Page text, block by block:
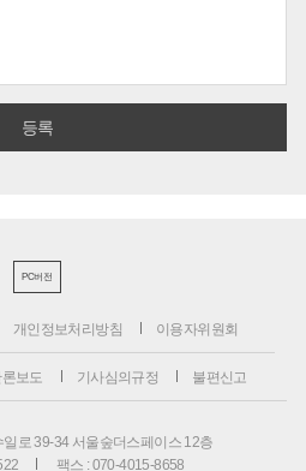
PC버전
개인정보처리방침 이용자위원회
보도 기사심의규정 불편신고
로 39-34 서울숲더스페이스 12층
팩스 : 070-4015-8658